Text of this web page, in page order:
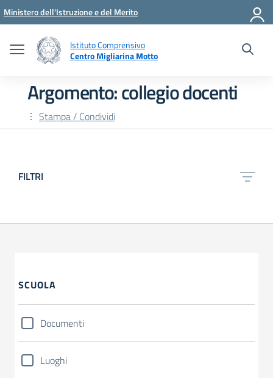
Vai ai contenuti
Vai al menu di navigazione
Vai al footer
Ministero dell'Istruzione e del Merito
Istituto Comprensivo
Centro Migliarina Motto
Argomento: collegio docenti
Stampa / Condividi
FILTRI
SCUOLA
Documenti
Luoghi